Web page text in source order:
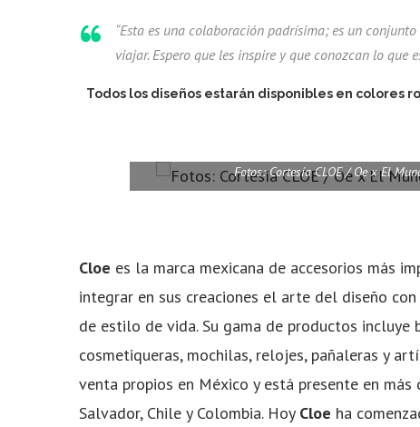
“Esta es una colaboración padrísima; es un
viajar. Espero que les inspire y que conozcan lo que
Todos los diseños estarán disponibles en colores
Fotos: Cortesía CLOE / Oe x El
Cloe es la marca mexicana de accesorios más
integrar en sus creaciones el arte del diseño
de estilo de vida. Su gama de productos
cosmetiqueras, mochilas, relojes, pañaleras y
venta propios en México y está presente en
Salvador, Chile y Colombia. Hoy Cloe ha